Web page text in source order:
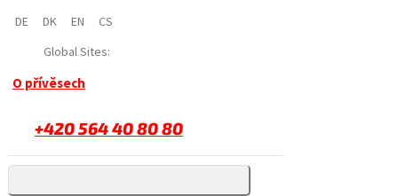
DE DK EN
CS
Global Sites:
O přívěsech
+420 564 40 80 80